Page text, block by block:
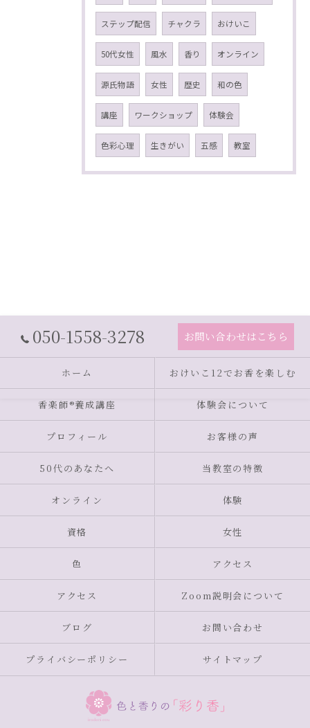
ステップ配信 チャクラ おけいこ
50代女性 風水 香り オンライン
源氏物語 女性 歴史 和の色
講座 ワークショップ 体験会
色彩心理 生きがい 五感 教室
050-1558-3278 お問い合わせはこちら
ホーム おけいこ12でお香を楽しむ
香楽師®養成講座 体験会について
プロフィール お客様の声
50代のあなたへ 当教室の特徴
オンライン 体験
資格 女性
色 アクセス
アクセス Zoom説明会について
ブログ お問い合わせ
プライバシーポリシー サイトマップ